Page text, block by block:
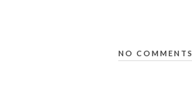
NO COMMENTS